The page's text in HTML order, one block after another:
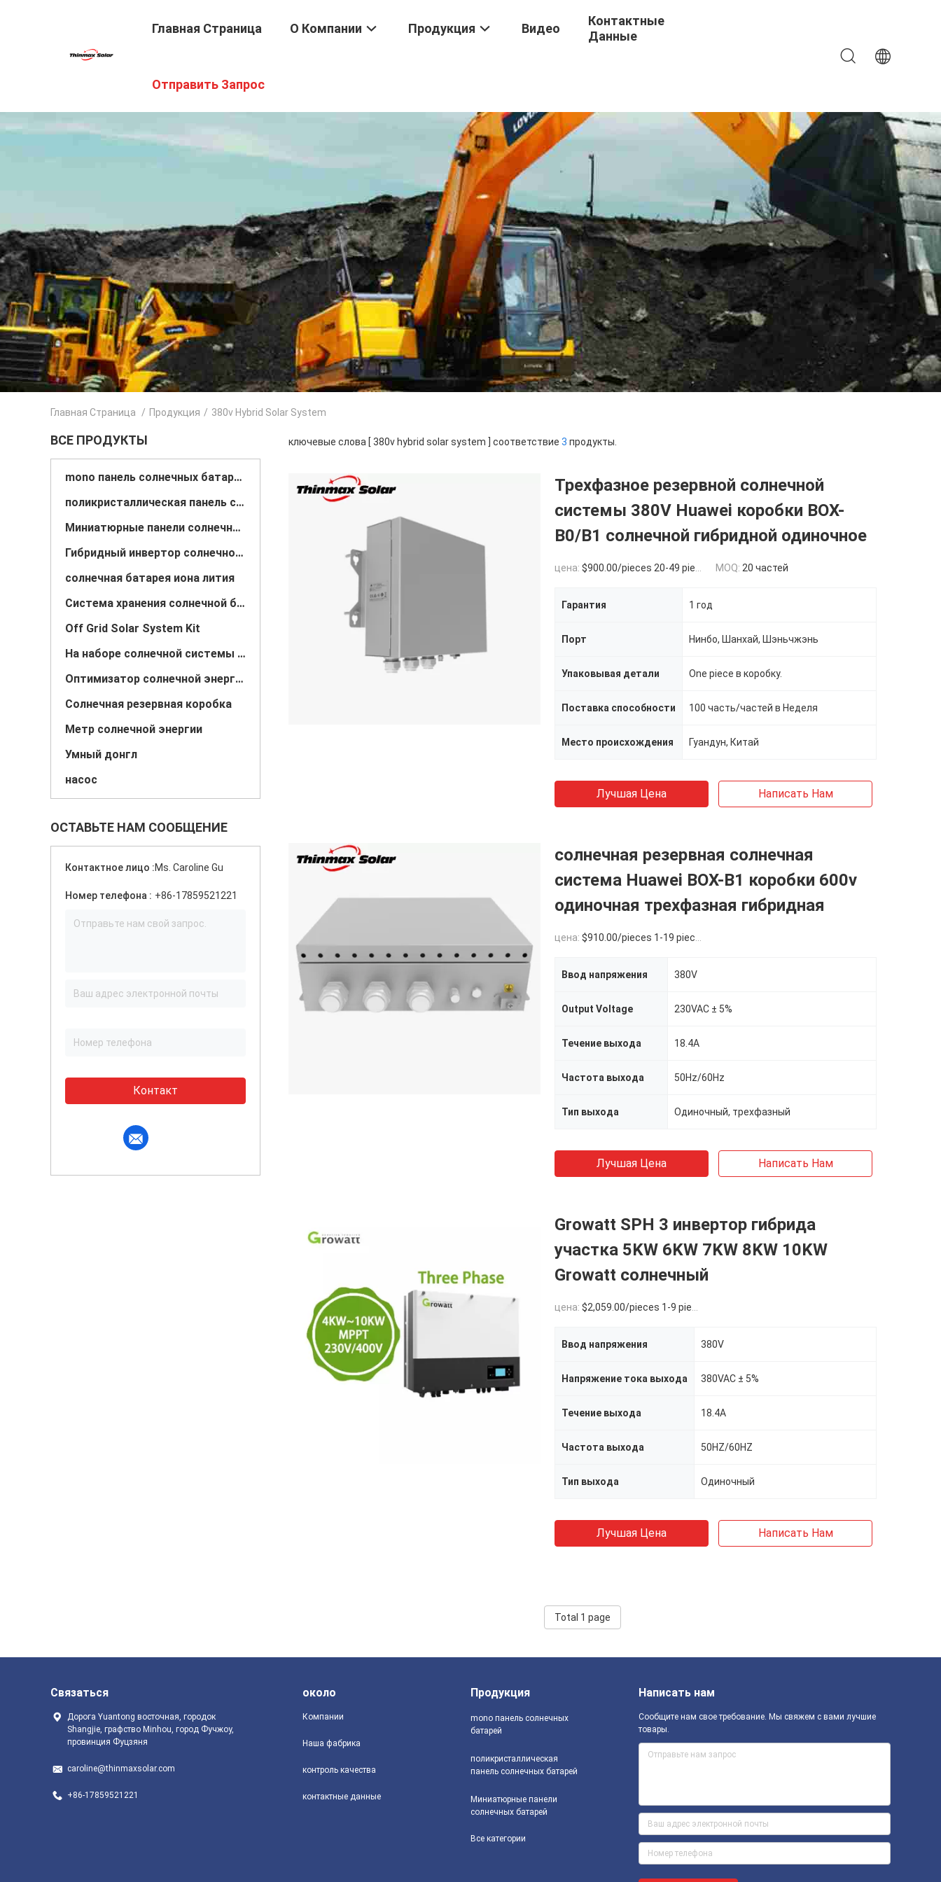
Главная Страница О Компании Продукция Видео
Контактные
Данные
Отправить Запрос
Главная Страница / Продукция / 380v Hybrid Solar System
ВСЕ ПРОДУКТЫ
mono панель солнечных батарей
поликристаллическая панель солнечных батарей
Миниатюрные панели солнечных батарей
Гибридный инвертор солнечной энергии
солнечная батарея иона лития
Система хранения солнечной батареи
Off Grid Solar System Kit
На наборе солнечной системы решетки
Оптимизатор солнечной энергии
Солнечная резервная коробка
Метр солнечной энергии
Умный донгл
насос
ОСТАВЬТЕ НАМ СООБЩЕНИЕ
Контактное лицо :Ms. Caroline Gu
Номер телефона : +86-17859521221
Контакт
ключевые слова [ 380v hybrid solar system ] соответствие 3 продукты.
Трехфазное резервной солнечной
системы 380V Huawei коробки BOX-
B0/B1 солнечной гибридной одиночное
цена: $900.00/pieces 20-49 pieces MOQ: 20 частей
Гарантия 1 год
Порт Нинбо, Шанхай, Шэньчжэнь
Упаковывая детали One piece в коробку.
Поставка способности 100 часть/частей в Неделя
Место происхождения Гуандун, Китай
Лучшая Цена Написать Нам
солнечная резервная солнечная
система Huawei BOX-B1 коробки 600v
одиночная трехфазная гибридная
цена: $910.00/pieces 1-19 pieces
Ввод напряжения 380V
Output Voltage 230VAC ± 5%
Течение выхода 18.4A
Частота выхода 50Hz/60Hz
Тип выхода Одиночный, трехфазный
Лучшая Цена Написать Нам
Growatt SPH 3 инвертор гибрида
участка 5KW 6KW 7KW 8KW 10KW
Growatt солнечный
цена: $2,059.00/pieces 1-9 pieces
Ввод напряжения 380V
Напряжение тока выхода 380VAC ± 5%
Течение выхода 18.4A
Частота выхода 50HZ/60HZ
Тип выхода Одиночный
Лучшая Цена Написать Нам
Total 1 page
Связаться
Дорога Yuantong восточная, городок
Shangjie, графство Minhou, город Фучжоу,
провинция Фуцзяня
caroline@thinmaxsolar.com
+86-17859521221
около
Компании
Наша фабрика
контроль качества
контактные данные
Продукция
mono панель солнечных
батарей
поликристаллическая
панель солнечных батарей
Миниатюрные панели
солнечных батарей
Все категории
Написать нам
Сообщите нам свое требование. Мы свяжем с вами лучшие
товары.